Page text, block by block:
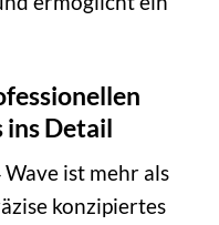
ins Detail
ist mehr als
konzipiertes